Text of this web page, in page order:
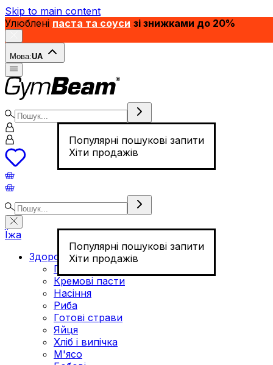
Skip to main content
Улюблені паста та соуси зі знижками до 20%
Мова:UA
Популярні пошукові запити
Хіти продажів
Популярні пошукові запити
Хіти продажів
Їжа
Здорове харчування
Горіхи
Кремові пасти
Насіння
Риба
Готові страви
Яйця
Хліб і випічка
М'ясо